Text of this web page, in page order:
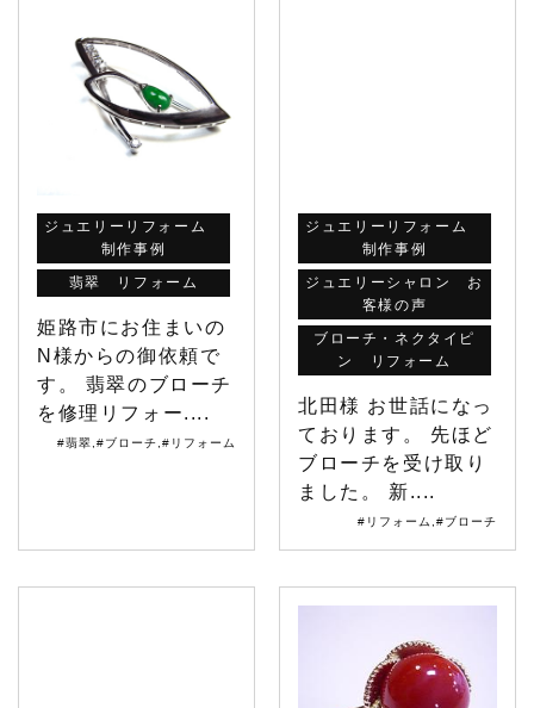
ジュエリーリフォーム
制作事例
翡翠 リフォーム
姫路市にお住まいの
N様からの御依頼で
す。 翡翠のブローチ
を修理リフォー....
#翡翠 #ブローチ #リフォーム
ジュエリーリフォーム
制作事例
ジュエリーシャロン お
客様の声
ブローチ・ネクタイピ
ン リフォーム
北田様 お世話になっ
ております。 先ほど
ブローチを受け取り
ました。 新....
#リフォーム #ブローチ